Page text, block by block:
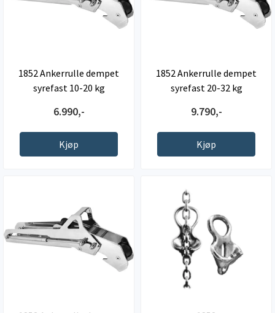
1852 Ankerrulle dempet
syrefast 10-20 kg
6.990,-
Kjøp
1852 Ankerrulle dempet
syrefast 20-32 kg
9.790,-
Kjøp